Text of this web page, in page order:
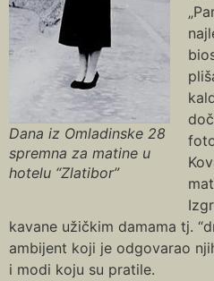
Dana iz Omladinske 28
spremna za matine u
hotelu “Zlatibor”
kavane užičkim damama tj.
ambijent koji je odgovarao
i modi koju su pratile.